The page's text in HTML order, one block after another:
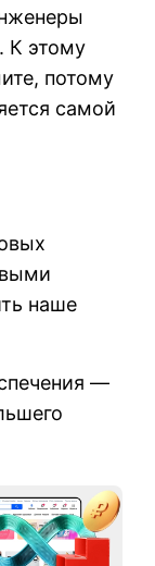
К этому
потому
самой
наше
—